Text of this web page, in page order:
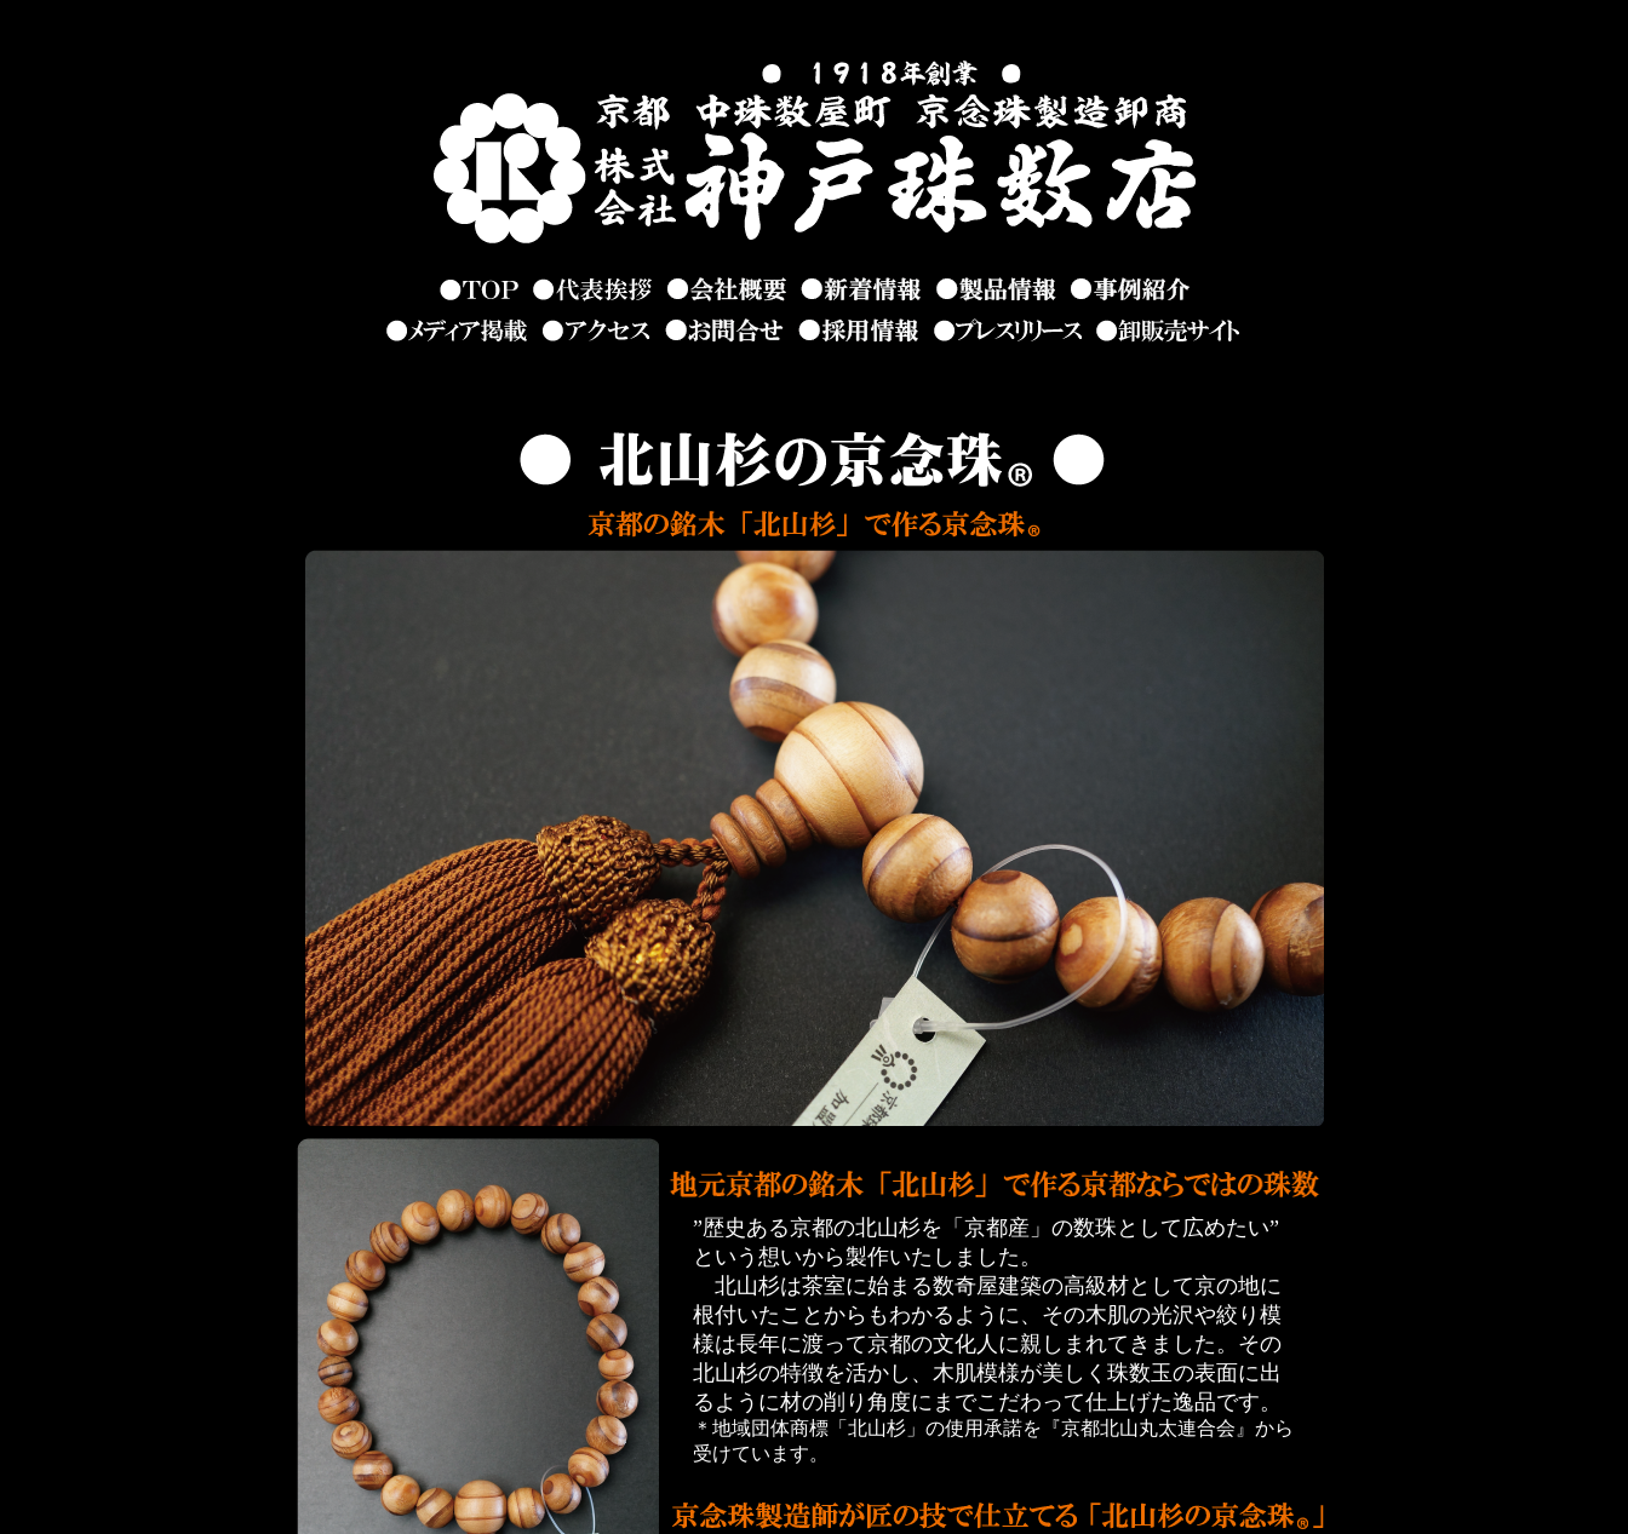
”歴史ある京都の北山杉を「京都産」の数珠として広めたい”
という想いから製作いたしました。
北山杉は茶室に始まる数奇屋建築の高級材として京の地に
根付いたことからもわかるように、その木肌の光沢や絞り模
様は長年に渡って京都の文化人に親しまれてきました。その
北山杉の特徴を活かし、木肌模様が美しく珠数玉の表面に出
るように材の削り角度にまでこだわって仕上げた逸品です。
＊地域団体商標「北山杉」の使用承諾を『京都北山丸太連合会』から
受けています。